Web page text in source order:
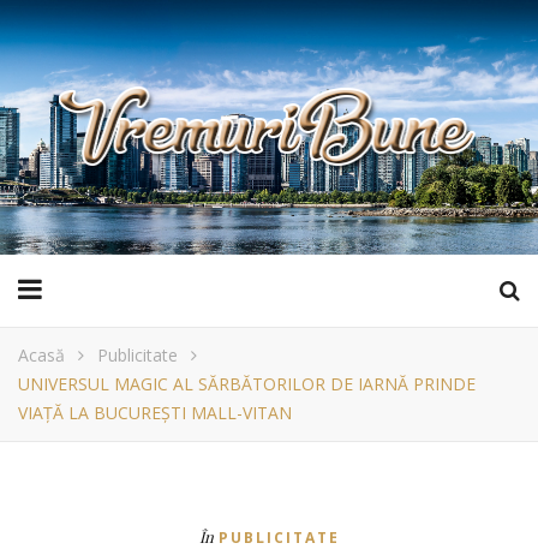
Acasă
Publicitate
UNIVERSUL MAGIC AL SĂRBĂTORILOR DE IARNĂ PRINDE
VIAȚĂ LA BUCUREȘTI MALL-VITAN
În PUBLICITATE